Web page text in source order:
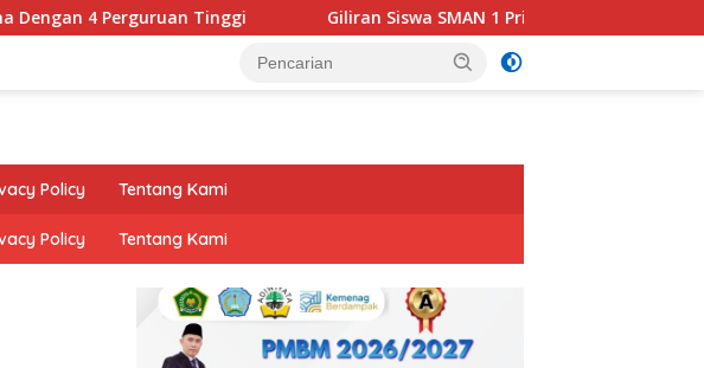
Perguruan Tinggi Giliran Siswa SMAN 1 Pringsewu Diberi Pendidikan Politik
Policy Tentang Kami
Policy Tentang Kami